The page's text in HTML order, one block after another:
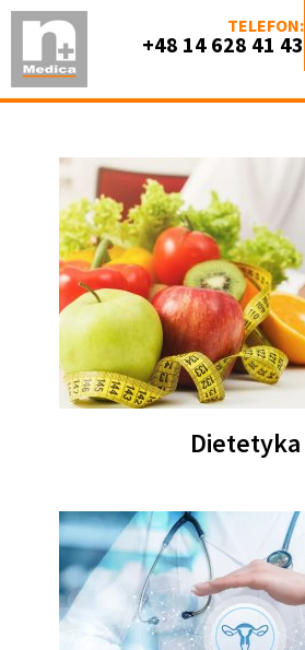
TELEFON:
+48 14 628 41 43
Dietetyka